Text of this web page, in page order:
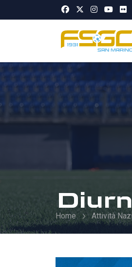
Home Attività